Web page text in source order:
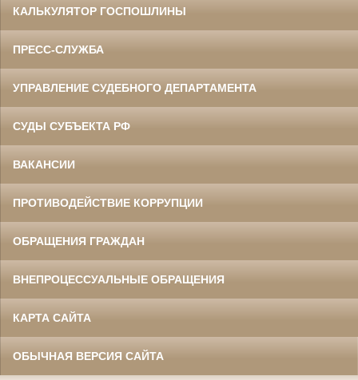
КАЛЬКУЛЯТОР ГОСПОШЛИНЫ
ПРЕСС-СЛУЖБА
УПРАВЛЕНИЕ СУДЕБНОГО ДЕПАРТАМЕНТА
СУДЫ СУБЪЕКТА РФ
ВАКАНСИИ
ПРОТИВОДЕЙСТВИЕ КОРРУПЦИИ
ОБРАЩЕНИЯ ГРАЖДАН
ВНЕПРОЦЕССУАЛЬНЫЕ ОБРАЩЕНИЯ
КАРТА САЙТА
ОБЫЧНАЯ ВЕРСИЯ САЙТА